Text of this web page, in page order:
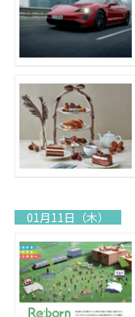
01月11日（木）